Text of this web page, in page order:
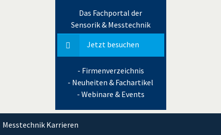
Das Fachportal der
Sensorik & Messtechnik
Jetzt besuchen
- Firmenverzeichnis
- Neuheiten & Fachartikel
- Webinare & Events
Messtechnik Karrieren